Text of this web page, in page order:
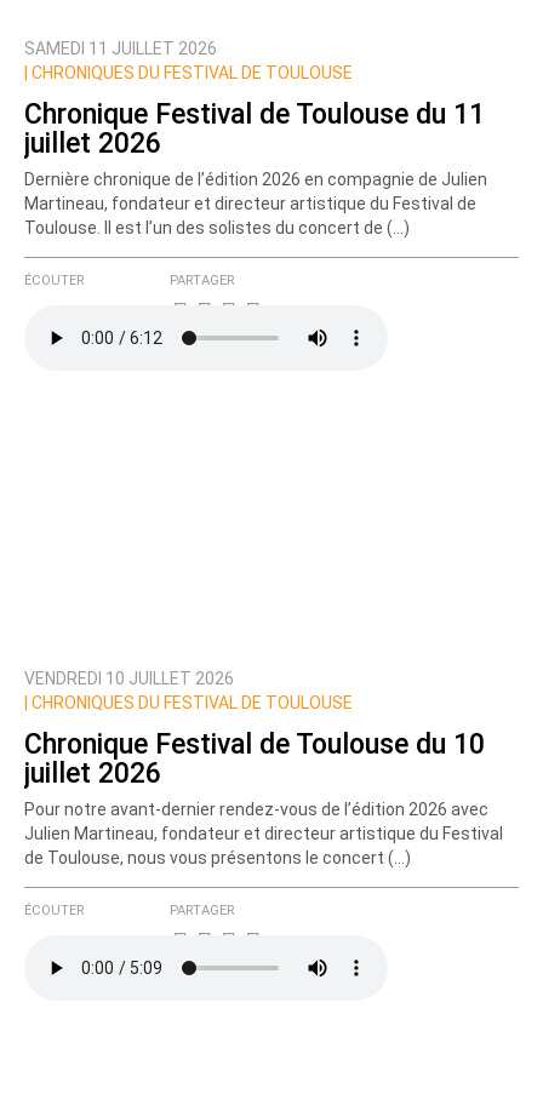
Nom
Ajoutez votre commentaire ici
Texte de votre message
Prévenez-moi de tous les nouveaux commentaires
SAMEDI 11 JUILLET 2026
CHRONIQUES DU FESTIVAL DE TOULOUSE
Chronique Festival de Toulouse du 11
juillet 2026
Dernière chronique de l’édition 2026 en compagnie de Julien
Martineau, fondateur et directeur artistique du Festival de
Toulouse. Il est l’un des solistes du concert de (…)
ÉCOUTER PARTAGER
VENDREDI 10 JUILLET 2026
CHRONIQUES DU FESTIVAL DE TOULOUSE
Chronique Festival de Toulouse du 10
juillet 2026
Pour notre avant-dernier rendez-vous de l’édition 2026 avec
Julien Martineau, fondateur et directeur artistique du Festival
de Toulouse, nous vous présentons le concert (…)
ÉCOUTER PARTAGER